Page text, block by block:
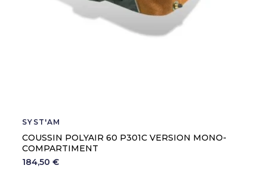
SYST'AM
COUSSIN POLYAIR 60 P301C VERSION MONO-
COMPARTIMENT
184,50 €